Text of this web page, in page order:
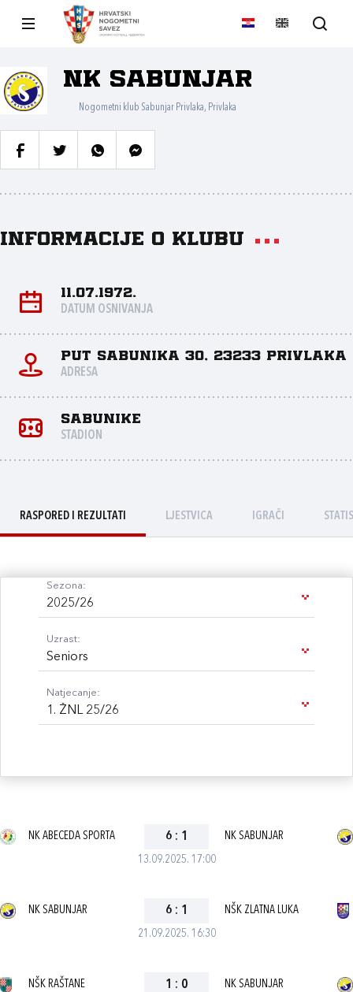
NK Sabunjar
Nogometni klub Sabunjar Privlaka, Privlaka
Informacije o klubu
11.07.1972.
DATUM OSNIVANJA
Put Sabunika 30, 23233 Privlaka
ADRESA
Sabunike
STADION
RASPORED I REZULTATI LJESTVICA IGRAČI
Sezona:
2025/26
Uzrast:
Seniors
Natjecanje:
1. ŽNL 25/26
13.09.2025. 17:00
NK ABECEDA SPORTA 6 : 1 NK SABUNJAR
21.09.2025. 16:30
NK SABUNJAR 6 : 1 NŠK ZLATNA LUKA
NŠK RAŠTANE 1 : 0 NK SABUNJAR